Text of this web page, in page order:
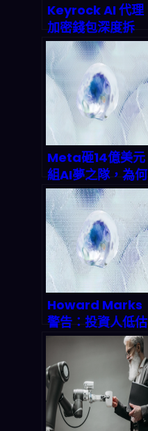
Keyrock AI 代理
加密錢包深度拆
解：當機器自己管
錢，被動收入還遠
嗎？
Meta砸14億美元
組AI夢之隊，為何
就是不碰Google
Gemini？揭開
2026年AI市場兆
美元戰爭的底牌
Howard Marks
警告：投資人低估
AI威力，不跟進就
等著被洗出場